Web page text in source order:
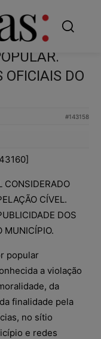
OFICIAIS DO
#143158
CONSIDERADO
CÍVEL.
DOS
MUNICÍPIO.
popular
a violação
da
finalidade pela
no sítio
e redes